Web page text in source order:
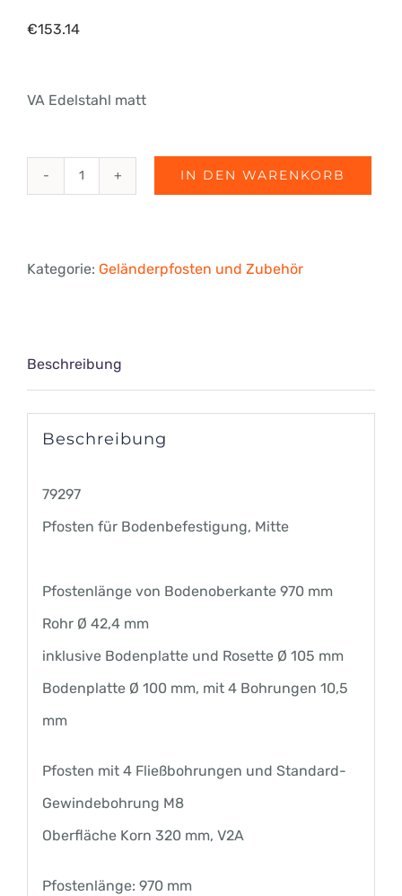
€153.14
VA Edelstahl matt
Pfosten
IN DEN WARENKORB
Kategorie: Geländerpfosten und Zubehör
Beschreibung
Beschreibung
79297
Pfosten für Bodenbefestigung, Mitte
Pfostenlänge von Bodenoberkante 970 mm
Rohr Ø 42,4 mm
inklusive Bodenplatte und Rosette Ø 105 mm
Bodenplatte Ø 100 mm, mit 4 Bohrungen 10,5
mm
Pfosten mit 4 Fließbohrungen und Standard-
Gewindebohrung M8
Oberfläche Korn 320 mm, V2A
Pfostenlänge: 970 mm